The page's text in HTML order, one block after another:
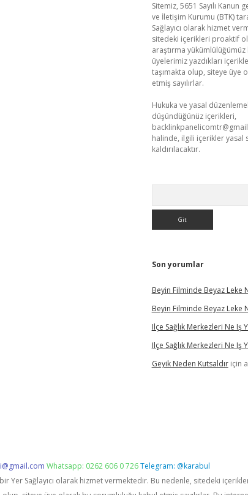
Sitemiz, 5651 Sayılı
ve İletişim Kurumu (BTK)
Sağlayıcı olarak hizmet
sitedeki içerikleri proaktif
araştırma
üyelerimiz yazdıkları
taşımakta olup, siteye üye
etmiş sayılırlar.
Hukuka ve yasal
düşündüğünüz içerikleri,
halinde, ilgili içerikler yasal
kaldırılacaktır.
Son yorumlar
Beyin Filminde Beyaz Leke
Beyin Filminde Beyaz Leke
Ilçe Sağlık Merkezleri Ne Iş
Ilçe Sağlık Merkezleri Ne Iş
Geyik Neden Kutsaldıriçin
Whatsapp: 0262 606 0 726Telegram: @karabul
Yer Sağlayıcı olarak hizmet vermektedir. Bu nedenle, sitedeki